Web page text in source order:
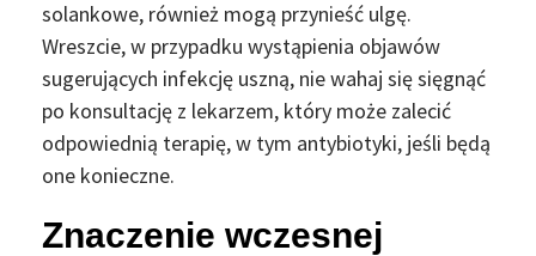
solankowe, również mogą przynieść ulgę.
Wreszcie, w przypadku wystąpienia objawów
sugerujących infekcję uszną, nie wahaj się sięgnąć
po konsultację z lekarzem, który może zalecić
odpowiednią terapię, w tym antybiotyki, jeśli będą
one konieczne.
Znaczenie wczesnej